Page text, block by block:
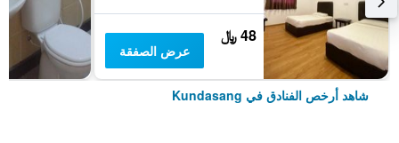
48 ﷼
عرض الصفقة
شاهد أرخص الفنادق في Kundasang